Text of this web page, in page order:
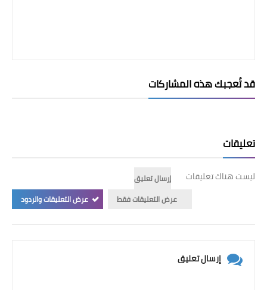
قد تُعجبك هذه المشاركات
تعليقات
ليست هناك تعليقات
إرسال تعليق
عرض التعليقات فقط
عرض التعليقات والردود
إرسال تعليق